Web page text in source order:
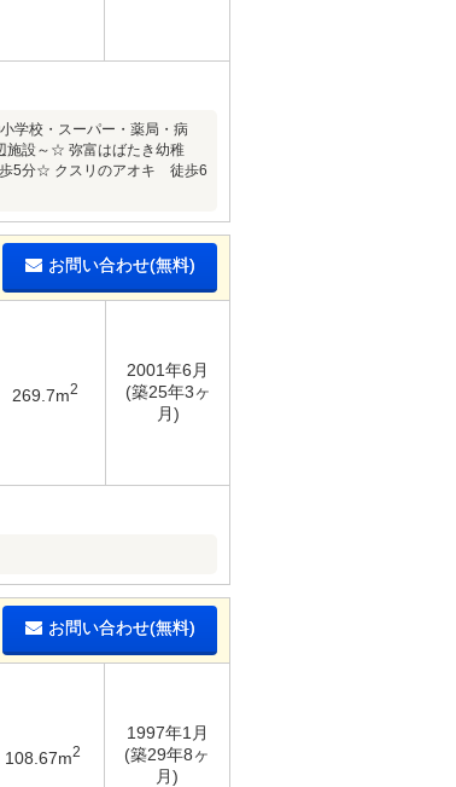
学校・スーパー・薬局・病
施設～☆ 弥富はばたき幼稚
5分☆ クスリのアオキ 徒歩6
お問い合わせ(無料)
269.7m2
2001年6月
(築25年3ヶ
月)
お問い合わせ(無料)
108.67m2
1997年1月
(築29年8ヶ
月)